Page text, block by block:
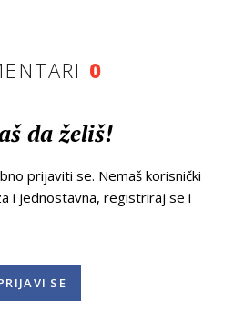
0
da želiš!
prijaviti se. Nemaš korisnički
i jednostavna, registriraj se i
SE